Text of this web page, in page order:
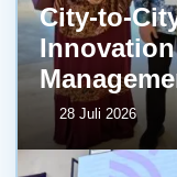
City-to-
28 Juli 2026